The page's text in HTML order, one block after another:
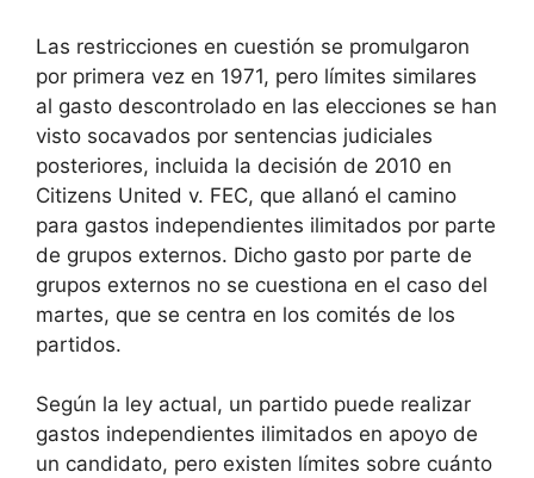
Las restricciones en cuestión se promulgaron
por primera vez en 1971, pero límites similares
al gasto descontrolado en las elecciones se han
visto socavados por sentencias judiciales
posteriores, incluida la decisión de 2010 en
Citizens United v. FEC, que allanó el camino
para gastos independientes ilimitados por parte
de grupos externos. Dicho gasto por parte de
grupos externos no se cuestiona en el caso del
martes, que se centra en los comités de los
partidos.
Según la ley actual, un partido puede realizar
gastos independientes ilimitados en apoyo de
un candidato, pero existen límites sobre cuánto